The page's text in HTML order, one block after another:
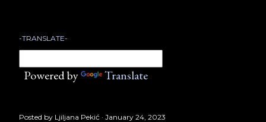
-TRANSLATE-
Powered by Translate
Posted by Ljiljana Pekić January 24, 2023